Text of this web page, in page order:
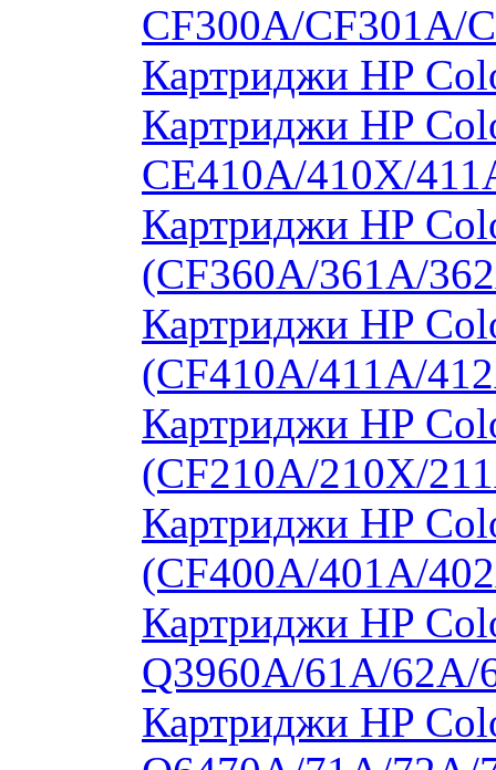
CF300A/CF301A/
Картриджи HP
Картриджи HP
CE410A/410X/
Картриджи HP
(CF360A/361A/
Картриджи HP
(CF410A/411A/
Картриджи HP
(CF210A/210X/
Картриджи HP
(CF400A/401A/
Картриджи HP
Q3960A/61A/
Картриджи HP